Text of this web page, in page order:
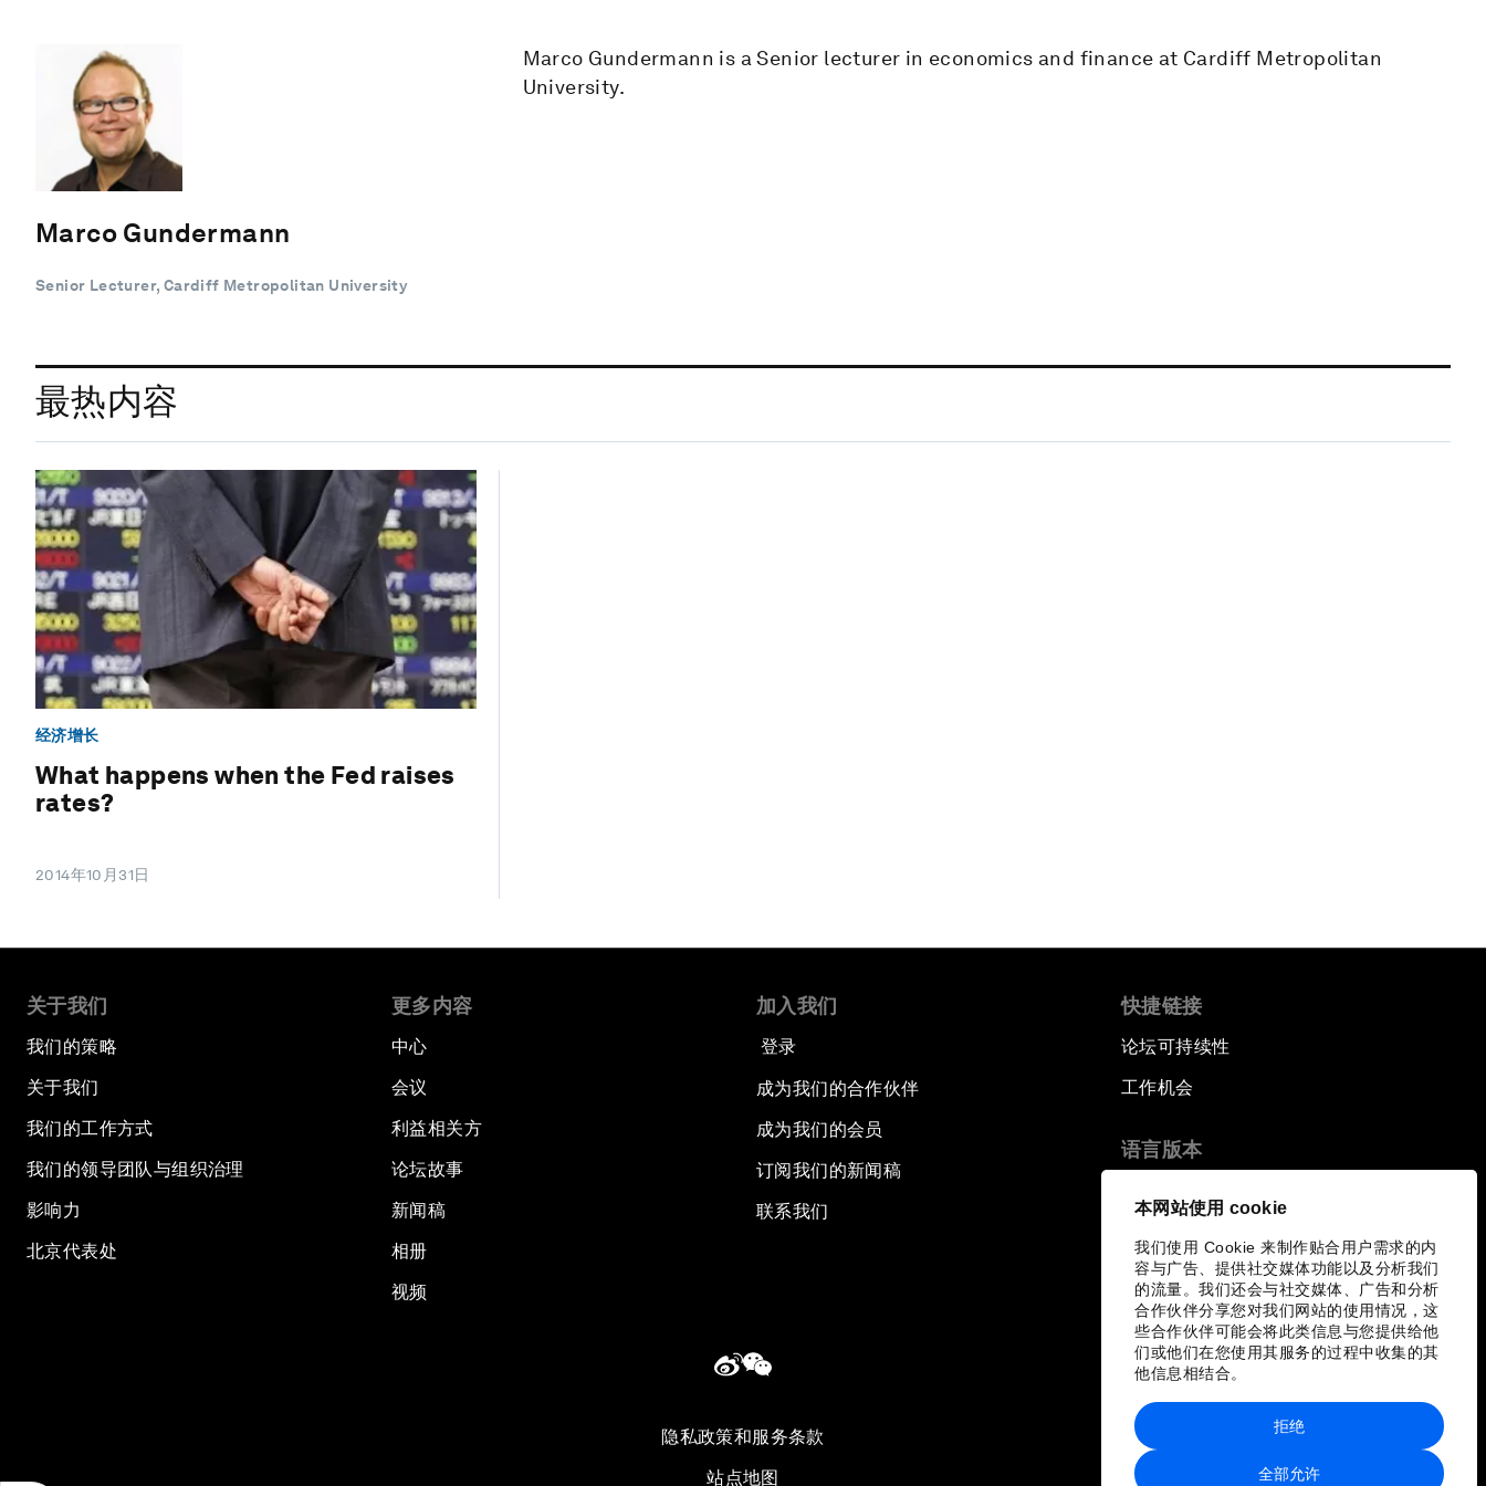
本网站使用 cookie
我们使用 Cookie 来制作贴合用户需求的内
容与广告、提供社交媒体功能以及分析我们
的流量。我们还会与社交媒体、广告和分析
合作伙伴分享您对我们网站的使用情况，这
些合作伙伴可能会将此类信息与您提供给他
们或他们在您使用其服务的过程中收集的其
他信息相结合。
全部允许
拒绝
Marco Gundermann
Senior Lecturer, Cardiff Metropolitan University
Marco Gundermann is a Senior lecturer in economics and finance at Cardiff Metropolitan
University.
最热内容
经济增长
What happens when the Fed raises
rates?
2014年10月31日
关于我们
我们的策略
关于我们
我们的工作方式
我们的领导团队与组织治理
影响力
北京代表处
更多内容
中心
会议
利益相关方
论坛故事
新闻稿
相册
视频
加入我们
登录
成为我们的合作伙伴
成为我们的会员
订阅我们的新闻稿
联系我们
快捷链接
论坛可持续性
工作机会
语言版本
隐私政策和服务条款
站点地图